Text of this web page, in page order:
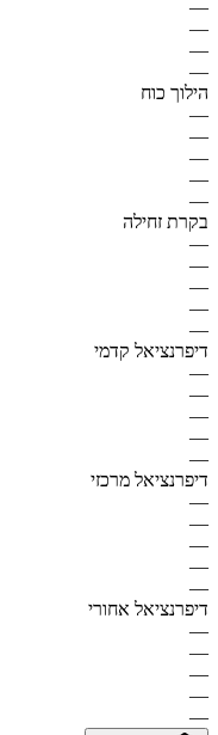
—
—
—
—
הילוך כוח
—
—
—
—
—
בקרת זחילה
—
—
—
—
—
דיפרנציאל קדמי
—
—
—
—
—
דיפרנציאל מרכזי
—
—
—
—
—
דיפרנציאל אחורי
—
—
—
—
—